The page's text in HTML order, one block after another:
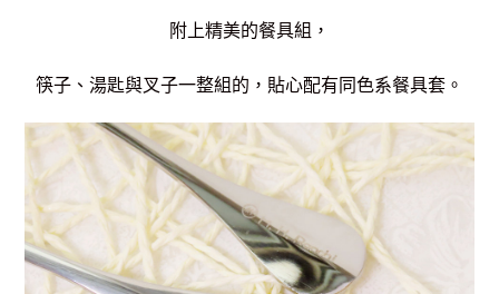
附上精美的餐具組，
筷子、湯匙與叉子一整組的，貼心配有同色系餐具套。